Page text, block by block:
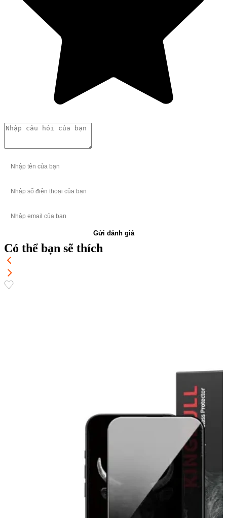
Gửi đánh giá
Có thể bạn sẽ thích